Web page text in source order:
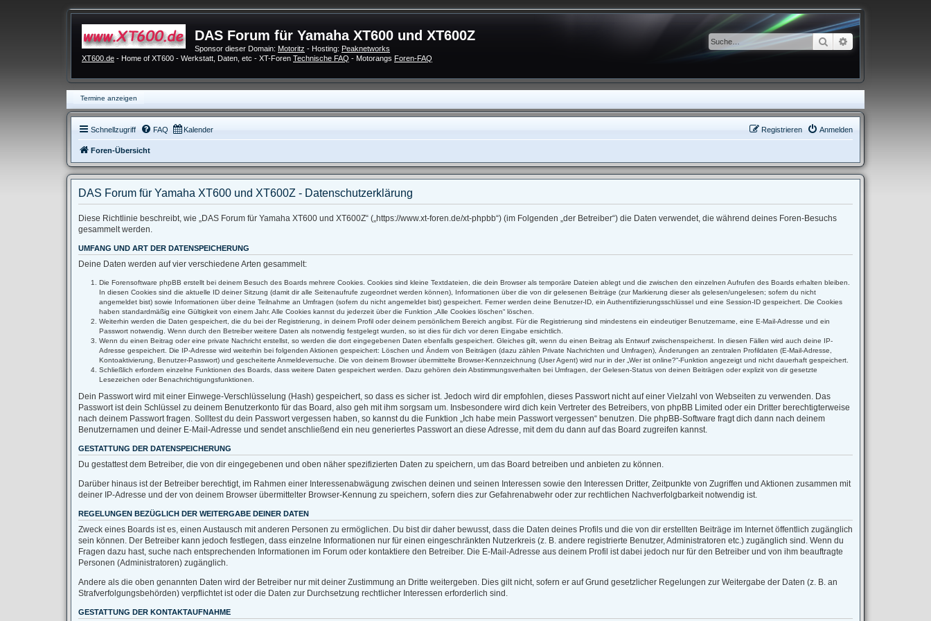
DAS Forum für Yamaha XT600 und XT600Z
Sponsor dieser Domain: Motoritz - Hosting: Peaknetworks
XT600.de - Home of XT600 - Werkstatt, Daten, etc - XT-Foren Technische FAQ - Motorangs Foren-FAQ
Suche Erweiterte Suche
Termine anzeigen
Schnellzugriff FAQ Kalender Anmelden
Registrieren
Foren-Übersicht
DAS Forum für Yamaha XT600 und XT600Z - Datenschutzerklärung
Diese Richtlinie beschreibt, wie „DAS Forum für Yamaha XT600 und XT600Z“ („https://www.xt-foren.de/xt-phpbb“) (im Folgenden „der Betreiber“) die Daten verwendet, die während deines Foren-Besuchs
gesammelt werden.
UMFANG UND ART DER DATENSPEICHERUNG
Deine Daten werden auf vier verschiedene Arten gesammelt:
Die Forensoftware phpBB erstellt bei deinem Besuch des Boards mehrere Cookies. Cookies sind kleine Textdateien, die dein Browser als temporäre Dateien ablegt und die zwischen den einzelnen Aufrufen des Boards erhalten bleiben.
In diesen Cookies sind die aktuelle ID deiner Sitzung (damit dir alle Seitenaufrufe zugeordnet werden können), Informationen über die von dir gelesenen Beiträge (zur Markierung dieser als gelesen/ungelesen; sofern du nicht
angemeldet bist) sowie Informationen über deine Teilnahme an Umfragen (sofern du nicht angemeldet bist) gespeichert. Ferner werden deine Benutzer-ID, ein Authentifizierungsschlüssel und eine Session-ID gespeichert. Die Cookies
haben standardmäßig eine Gültigkeit von einem Jahr. Alle Cookies kannst du jederzeit über die Funktion „Alle Cookies löschen“ löschen.
Weiterhin werden die Daten gespeichert, die du bei der Registrierung, in deinem Profil oder deinem persönlichem Bereich angibst. Für die Registrierung sind mindestens ein eindeutiger Benutzername, eine E-Mail-Adresse und ein
Passwort notwendig. Wenn durch den Betreiber weitere Daten als notwendig festgelegt wurden, so ist dies für dich vor deren Eingabe ersichtlich.
Wenn du einen Beitrag oder eine private Nachricht erstellst, so werden die dort eingegebenen Daten ebenfalls gespeichert. Gleiches gilt, wenn du einen Beitrag als Entwurf zwischenspeicherst. In diesen Fällen wird auch deine IP-
Adresse gespeichert. Die IP-Adresse wird weiterhin bei folgenden Aktionen gespeichert: Löschen und Ändern von Beiträgen (dazu zählen Private Nachrichten und Umfragen), Änderungen an zentralen Profildaten (E-Mail-Adresse,
Kontoaktivierung, Benutzer-Passwort) und gescheiterte Anmeldeversuche. Die von deinem Browser übermittelte Browser-Kennzeichnung (User Agent) wird nur in der „Wer ist online?“-Funktion angezeigt und nicht dauerhaft gespeichert.
Schließlich erfordern einzelne Funktionen des Boards, dass weitere Daten gespeichert werden. Dazu gehören dein Abstimmungsverhalten bei Umfragen, der Gelesen-Status von deinen Beiträgen oder explizit von dir gesetzte
Lesezeichen oder Benachrichtigungsfunktionen.
Dein Passwort wird mit einer Einwege-Verschlüsselung (Hash) gespeichert, so dass es sicher ist. Jedoch wird dir empfohlen, dieses Passwort nicht auf einer Vielzahl von Webseiten zu verwenden. Das
Passwort ist dein Schlüssel zu deinem Benutzerkonto für das Board, also geh mit ihm sorgsam um. Insbesondere wird dich kein Vertreter des Betreibers, von phpBB Limited oder ein Dritter berechtigterweise
nach deinem Passwort fragen. Solltest du dein Passwort vergessen haben, so kannst du die Funktion „Ich habe mein Passwort vergessen“ benutzen. Die phpBB-Software fragt dich dann nach deinem
Benutzernamen und deiner E-Mail-Adresse und sendet anschließend ein neu generiertes Passwort an diese Adresse, mit dem du dann auf das Board zugreifen kannst.
GESTATTUNG DER DATENSPEICHERUNG
Du gestattest dem Betreiber, die von dir eingegebenen und oben näher spezifizierten Daten zu speichern, um das Board betreiben und anbieten zu können.
Darüber hinaus ist der Betreiber berechtigt, im Rahmen einer Interessenabwägung zwischen deinen und seinen Interessen sowie den Interessen Dritter, Zeitpunkte von Zugriffen und Aktionen zusammen mit
deiner IP-Adresse und der von deinem Browser übermittelter Browser-Kennung zu speichern, sofern dies zur Gefahrenabwehr oder zur rechtlichen Nachverfolgbarkeit notwendig ist.
REGELUNGEN BEZÜGLICH DER WEITERGABE DEINER DATEN
Zweck eines Boards ist es, einen Austausch mit anderen Personen zu ermöglichen. Du bist dir daher bewusst, dass die Daten deines Profils und die von dir erstellten Beiträge im Internet öffentlich zugänglich
sein können. Der Betreiber kann jedoch festlegen, dass einzelne Informationen nur für einen eingeschränkten Nutzerkreis (z. B. andere registrierte Benutzer, Administratoren etc.) zugänglich sind. Wenn du
Fragen dazu hast, suche nach entsprechenden Informationen im Forum oder kontaktiere den Betreiber. Die E-Mail-Adresse aus deinem Profil ist dabei jedoch nur für den Betreiber und von ihm beauftragte
Personen (Administratoren) zugänglich.
Andere als die oben genannten Daten wird der Betreiber nur mit deiner Zustimmung an Dritte weitergeben. Dies gilt nicht, sofern er auf Grund gesetzlicher Regelungen zur Weitergabe der Daten (z. B. an
Strafverfolgungsbehörden) verpflichtet ist oder die Daten zur Durchsetzung rechtlicher Interessen erforderlich sind.
GESTATTUNG DER KONTAKTAUFNAHME